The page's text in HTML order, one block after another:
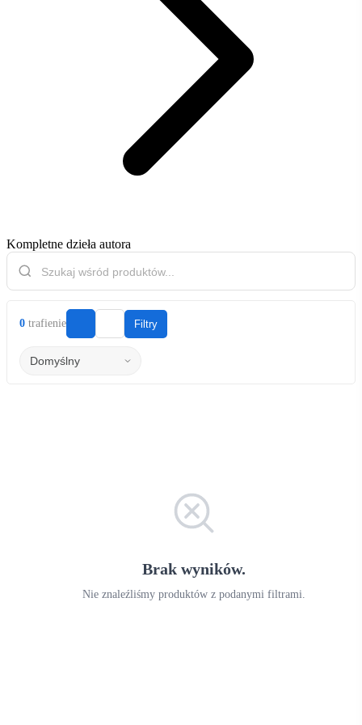
Kompletne dzieła autora
0 trafienie Filtry
Brak wyników.
Nie znaleźliśmy produktów z podanymi filtrami.